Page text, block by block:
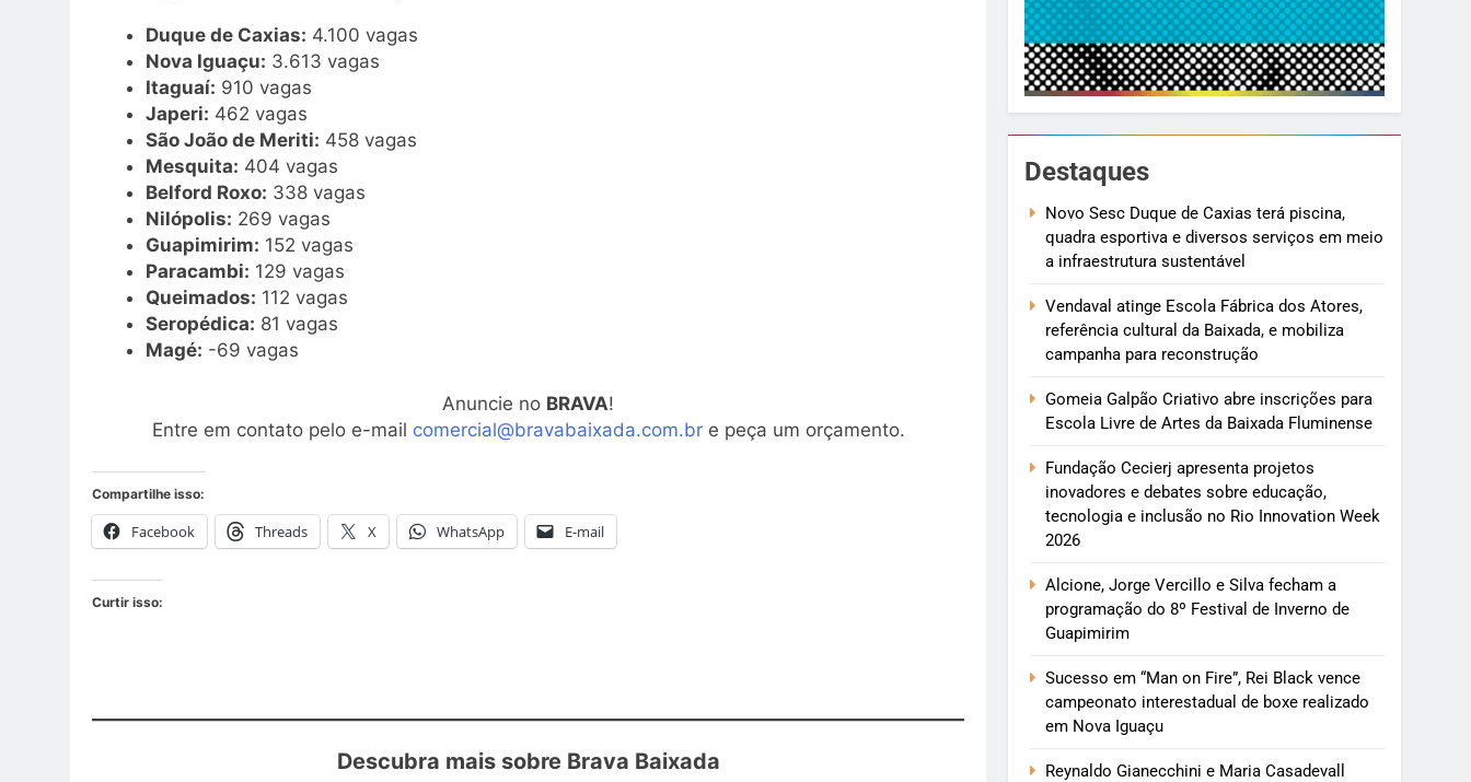
Duque de Caxias: 4.100 vagas
Nova Iguaçu: 3.613 vagas
Itaguaí: 910 vagas
Japeri: 462 vagas
São João de Meriti: 458 vagas
Mesquita: 404 vagas
Belford Roxo: 338 vagas
Nilópolis: 269 vagas
Guapimirim: 152 vagas
Paracambi: 129 vagas
Queimados: 112 vagas
Seropédica: 81 vagas
Magé: -69 vagas
Anuncie no BRAVA!
Entre em contato pelo e-mail comercial@bravabaixada.com.bre peça um orçamento.
Compartilhe isso:
Facebook Threads X WhatsApp E-mail
Curtir isso:
Descubra mais sobre Brava Baixada
Destaques
Novo Sesc Duque de Caxias terá piscina,
quadra esportiva e diversos serviços em meio
a infraestrutura sustentável
Vendaval atinge Escola Fábrica dos Atores,
referência cultural da Baixada, e mobiliza
campanha para reconstrução
Gomeia Galpão Criativo abre inscrições para
Escola Livre de Artes da Baixada Fluminense
Fundação Cecierj apresenta projetos
inovadores e debates sobre educação,
tecnologia e inclusão no Rio Innovation Week
2026
Alcione, Jorge Vercillo e Silva fecham a
programação do 8º Festival de Inverno de
Guapimirim
Sucesso em “Man on Fire”, Rei Black vence
campeonato interestadual de boxe realizado
em Nova Iguaçu
Reynaldo Gianecchini e Maria Casadevall